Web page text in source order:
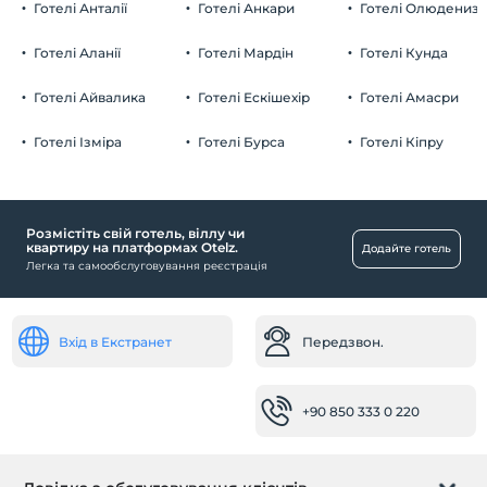
Парковка (на території)
відкритий басейн
Громадські місця
сонячна тераса
номери для некурців
Легкий доступ до лікарні (15 хвилин)
дітей
закладі.
Готелі Анталії
Готелі Аланії
Готелі Айвалика
Готелі Ізміра
Готелі Анкари
Готелі Мардін
Готелі Ескішехір
Готелі Бурса
Готелі Олюдениза
Готелі Кунда
Готелі Амасри
Готелі Кіпру
Розмістіть свій готель, віллу чи
квартиру на платформах Otelz.
Легка та самообслуговування реєстрація
Додайте готель
Вхід в Екстранет Передзвон.
+90 850 333 0 220